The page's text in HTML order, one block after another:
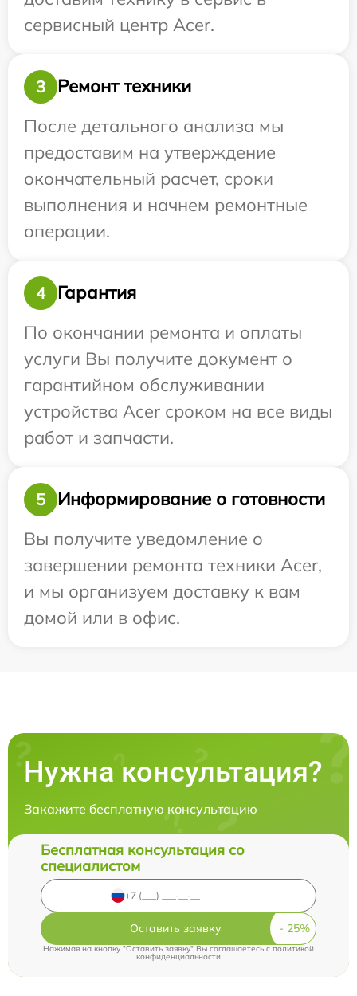
сервисный центр Acer.
3
Ремонт техники
После детального анализа мы
предоставим на утверждение
окончательный расчет, сроки
выполнения и начнем ремонтные
операции.
4
Гарантия
По окончании ремонта и оплаты
услуги Вы получите документ о
гарантийном обслуживании
устройства Acer сроком на все виды
работ и запчасти.
5
Информирование о готовности
Вы получите уведомление о
завершении ремонта техники Acer,
и мы организуем доставку к вам
домой или в офис.
Нужна консультация?
Закажите бесплатную консультацию
Бесплатная консультация со
специалистом
Оставить заявку
Нажимая на кнопку "Оставить заявку" Вы соглашаетесь cполитикой
конфиденциальности